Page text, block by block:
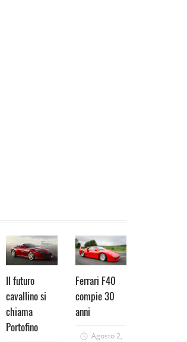
Il futuro
cavallino si
chiama
Portofino
Ferrari F40
compie 30
anni
Agosto 2,